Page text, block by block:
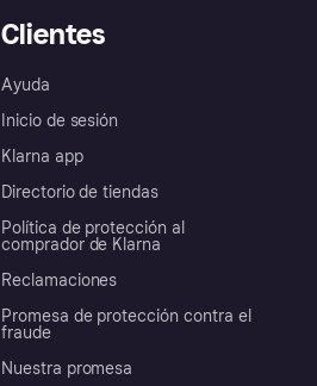
Clientes
Ayuda
Inicio de sesión
Klarna app
Directorio de tiendas
Política de protección al
comprador de Klarna
Reclamaciones
Promesa de protección contra el
fraude
Nuestra promesa